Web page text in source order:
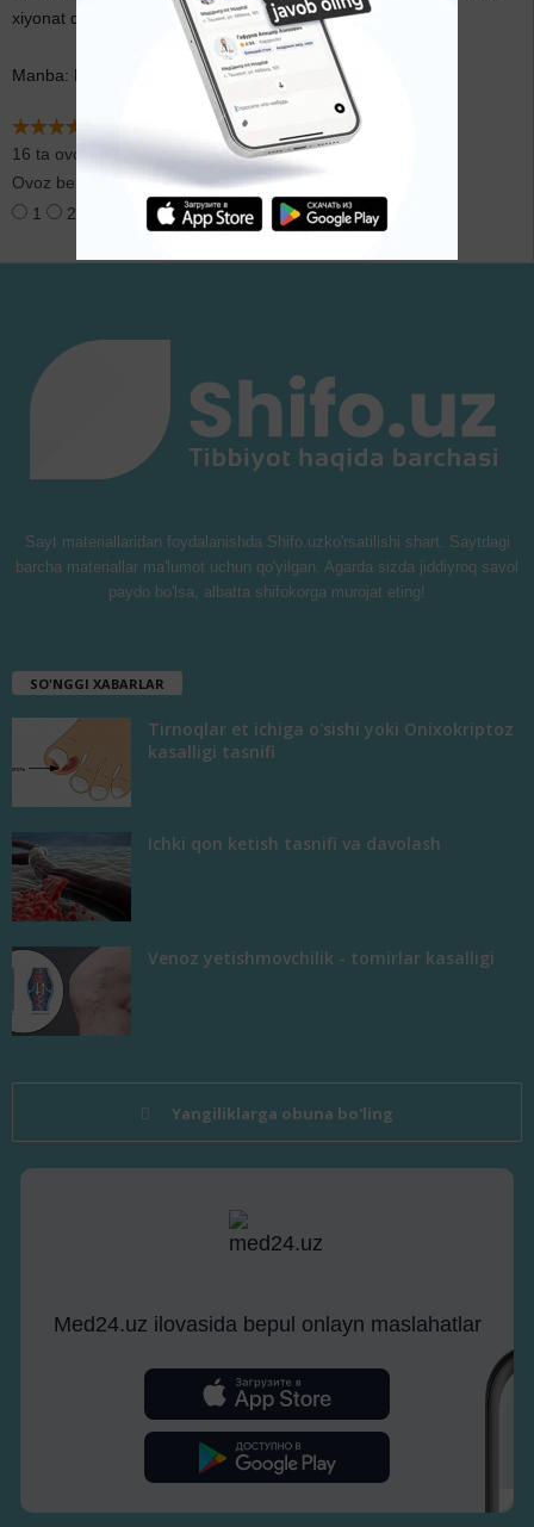
xiyonat qilishingiz ham mumkin.
Manba: Navoiypress gazetasi
16 ta ovoz
Ovoz berish:
1
2 5
Sayt materiallaridan foydalanishda Shifo.uzko'rsatilishi shart. Saytdagi
barcha materiallar ma'lumot uchun qo'yilgan. Agarda sizda jiddiyroq savol
paydo bo'lsa, albatta shifokorga murojat eting!
SO'NGGI XABARLAR
Tirnoqlar et ichiga o'sishi yoki Onixokriptoz
kasalligi tasnifi
Ichki qon ketish tasnifi va davolash
Venoz yetishmovchilik - tomirlar kasalligi
Yangiliklarga obuna bo'ling
Med24.uz ilovasida bepul onlayn maslahatlar